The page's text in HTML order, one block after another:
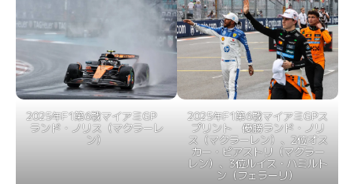
2025年F1第6戦マイアミGP
ランド・ノリス（マクラーレ
ン）
2025年F1第6戦マイアミGPス
プリント 優勝ランド・ノリ
ス（マクラーレン）、2位オス
カー・ピアストリ（マクラー
レン）、3位ルイス・ハミルト
ン（フェラーリ）